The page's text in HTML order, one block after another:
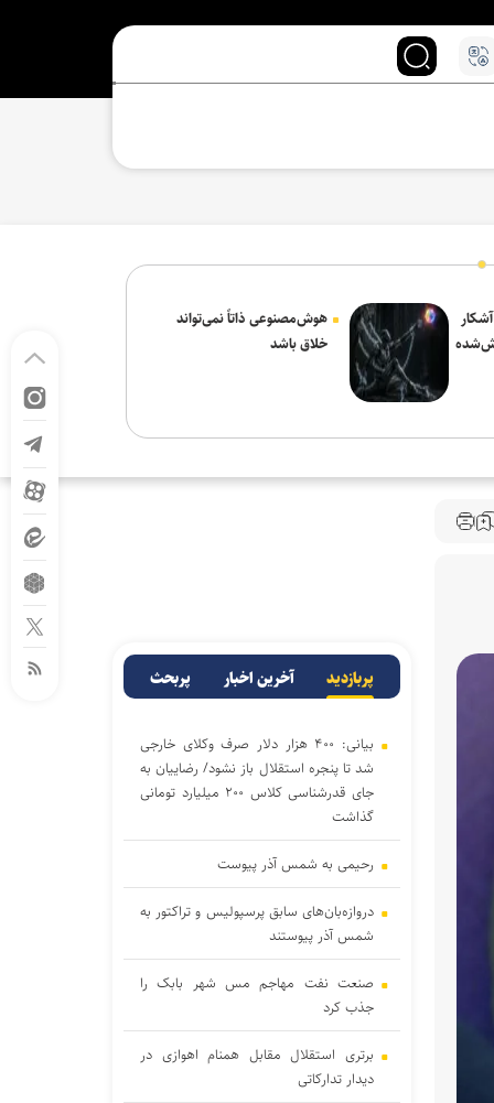
هوش‌مصنوعی ذاتاً نمی‌تواند
خلاق باشد
پربازدید آخرین اخبار پربحث
بیانی: ۴۰۰ هزار دلار صرف وکلای خارجی
شد تا پنجره استقلال باز نشود/ رضاییان به
جای قدرشناسی کلاس ۲۰۰ میلیارد تومانی
گذاشت
رحیمی به شمس آذر پیوست
دروازه‌بان‌های سابق پرسپولیس و تراکتور به
شمس آذر پیوستند
صنعت نفت مهاجم مس شهر بابک را
جذب کرد
برتری استقلال مقابل همنام اهوازی در
دیدار تدارکاتی